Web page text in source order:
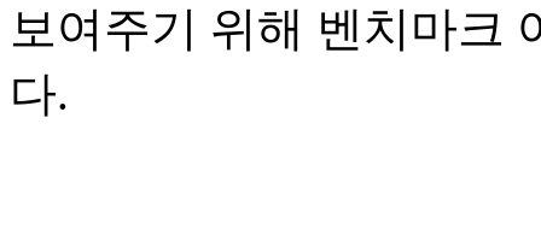
보여주기 위해 벤치마크
다.